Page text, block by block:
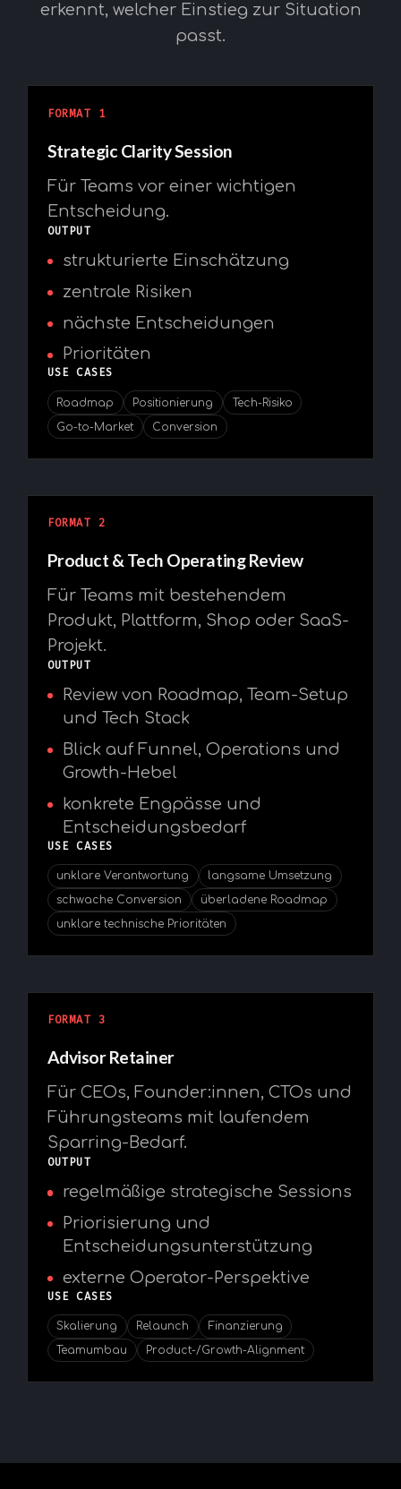
erkennt, welcher Einstieg zur Situation
passt.
FORMAT 1
Strategic Clarity Session
Für Teams vor einer wichtigen
Entscheidung.
OUTPUT
strukturierte Einschätzung
zentrale Risiken
nächste Entscheidungen
Prioritäten
USE CASES
Roadmap Positionierung
Tech-Risiko
Go-to-Market
Conversion
FORMAT 2
Product & Tech Operating Review
Für Teams mit bestehendem
Produkt, Plattform, Shop oder SaaS-
Projekt.
OUTPUT
Review von Roadmap, Team-Setup
und Tech Stack
Blick auf Funnel, Operations und
Growth-Hebel
konkrete Engpässe und
Entscheidungsbedarf
USE CASES
unklare Verantwortung
langsame Umsetzung
schwache Conversion
überladene Roadmap
unklare technische Prioritäten
FORMAT 3
Advisor Retainer
Für CEOs, Founder:innen, CTOs und
Führungsteams mit laufendem
Sparring-Bedarf.
OUTPUT
regelmäßige strategische Sessions
Priorisierung und
Entscheidungsunterstützung
externe Operator-Perspektive
USE CASES
Skalierung Relaunch
Finanzierung
Teamumbau
Product-/Growth-Alignment